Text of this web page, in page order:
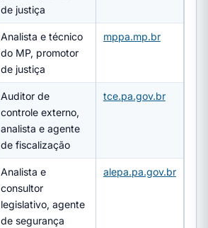
de justiça
Analista e técnico
do MP, promotor
de justiça
mppa.mp.br
Auditor de
controle externo,
analista e agente
de fiscalização
tce.pa.gov.br
Analista e
consultor
legislativo, agente
de segurança
alepa.pa.gov.br